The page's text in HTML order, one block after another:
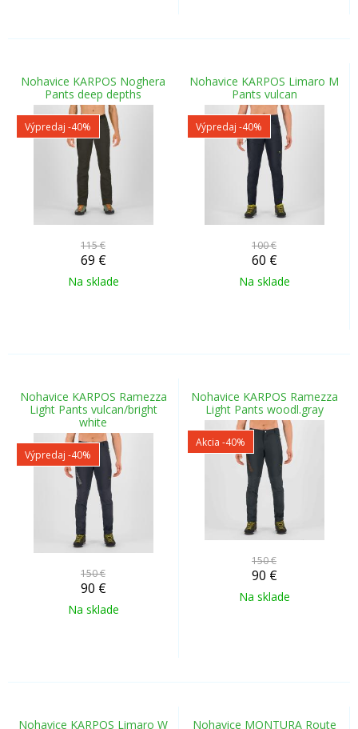
Nohavice KARPOS Noghera
Pants deep depths
Výpredaj -40%
115 €
69 €
Na sklade
Nohavice KARPOS Limaro M
Pants vulcan
Výpredaj -40%
100 €
60 €
Na sklade
Nohavice KARPOS Ramezza
Light Pants vulcan/bright
white
Výpredaj -40%
150 €
90 €
Na sklade
Nohavice KARPOS Ramezza
Light Pants woodl.gray
Akcia -40%
150 €
90 €
Na sklade
Nohavice KARPOS Limaro W
Nohavice MONTURA Route